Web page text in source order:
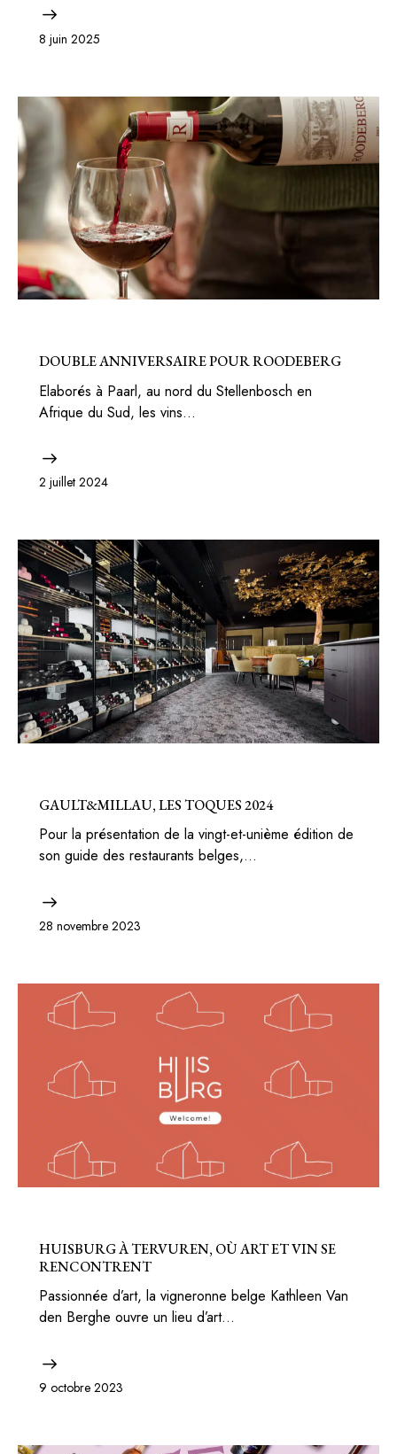
8 juin 2025
DOUBLE ANNIVERSAIRE POUR ROODEBERG
Elaborés à Paarl, au nord du Stellenbosch en
Afrique du Sud, les vins…
2 juillet 2024
GAULT&MILLAU, LES TOQUES 2024
Pour la présentation de la vingt-et-unième édition de
son guide des restaurants belges,…
28 novembre 2023
HUISBURG À TERVUREN, OÙ ART ET VIN SE
RENCONTRENT
Passionnée d’art, la vigneronne belge Kathleen Van
den Berghe ouvre un lieu d’art…
9 octobre 2023